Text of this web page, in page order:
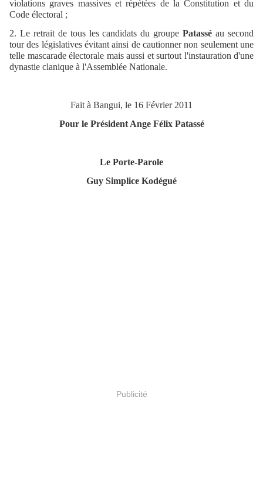
violations graves massives et répétées de la Constitution et du
Code électoral ;
2. Le retrait de tous les candidats du groupePatassé au second
tour des législatives évitant ainsi de cautionner non seulement une
telle mascarade électorale mais aussi et surtout l'instauration d'une
dynastie clanique à l'Assemblée Nationale.
Fait à Bangui, le 16 Février 2011
Pour le Président Ange Félix Patassé
Le Porte-Parole
Guy Simplice Kodégué
Publicité